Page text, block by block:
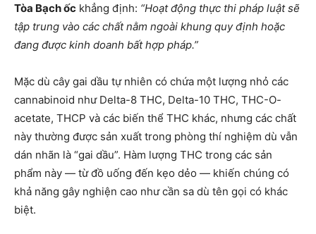
Tòa Bạch ốc khẳng định: “Hoạt động thực thi pháp luật sẽ
tập trung vào các chất nằm ngoài khung quy định hoặc
đang được kinh doanh bất hợp pháp.”
Mặc dù cây gai dầu tự nhiên có chứa một lượng nhỏ các
cannabinoid như Delta-8 THC, Delta-10 THC, THC-O-
acetate, THCP và các biến thể THC khác, nhưng các chất
này thường được sản xuất trong phòng thí nghiệm dù vẫn
dán nhãn là “gai dầu”. Hàm lượng THC trong các sản
phẩm này — từ đồ uống đến kẹo dẻo — khiến chúng có
khả năng gây nghiện cao như cần sa dù tên gọi có khác
biệt.